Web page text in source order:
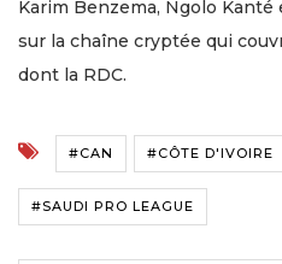
Karim Benzema, Ngolo
sur la chaîne cryptée qui
dont la RDC.
#CAN #CÔTE D'IVOIRE
#SAUDI PRO LEAGUE